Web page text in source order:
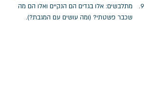
מתלבשים: אלו בגדים הם הנקיים ואלו הם מה
שכבר פשטתי? (ומה עושים עם המגבת?).